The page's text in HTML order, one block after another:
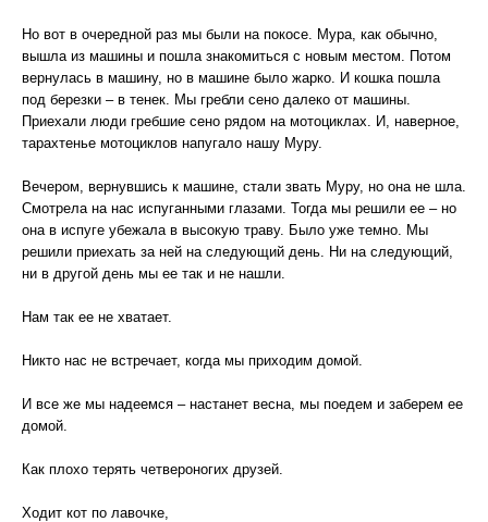
Но вот в очередной раз мы были на покосе. Мура, как обычно,
вышла из машины и пошла знакомиться с новым местом. Потом
вернулась в машину, но в машине было жарко. И кошка пошла
под березки – в тенек. Мы гребли сено далеко от машины.
Приехали люди гребшие сено рядом на мотоциклах. И, наверное,
тарахтенье мотоциклов напугало нашу Муру.
Вечером, вернувшись к машине, стали звать Муру, но она не шла.
Смотрела на нас испуганными глазами. Тогда мы решили ее – но
она в испуге убежала в высокую траву. Было уже темно. Мы
решили приехать за ней на следующий день. Ни на следующий,
ни в другой день мы ее так и не нашли.
Нам так ее не хватает.
Никто нас не встречает, когда мы приходим домой.
И все же мы надеемся – настанет весна, мы поедем и заберем ее
домой.
Как плохо терять четвероногих друзей.
Ходит кот по лавочке,